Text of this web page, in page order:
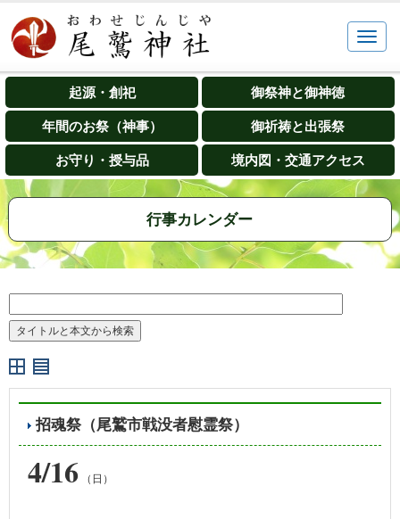
起源・創祀 御祭神と御神徳
年間のお祭（神事） 御祈祷と出張祭
お守り・授与品 境内図・交通アクセス
行事カレンダー
招魂祭（尾鷲市戦没者慰霊祭）
4/16 （日）